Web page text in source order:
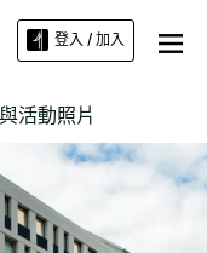
登入 / 加入
活動照片